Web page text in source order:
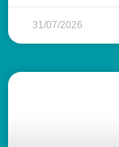
31/07/2026